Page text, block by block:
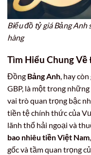
Biểu đồ tỷ giá Bảng Anh
hàng
Tìm Hiểu Chung
Đồng Bảng Anh, hay
GBP, là một trong
vai trò quan trọng bậc
tiền tệ chính thức của
lãnh thổ hải ngoại và
bao nhiêu tiền Việt Nam
gốc và tầm quan trọng